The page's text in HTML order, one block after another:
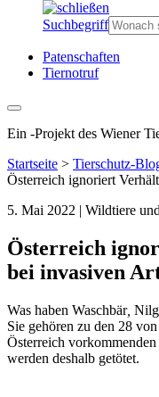
Suchbegriff
Patenschaften
Tiernotruf
Ein -Projekt des Wiener
Startseite > Tierschutz-
Österreich ignoriert
5. Mai 2022 | Wildtiere
Österreich
bei invasiven
Was haben Waschbär,
Sie gehören zu den 28
Österreich
werden deshalb getötet.